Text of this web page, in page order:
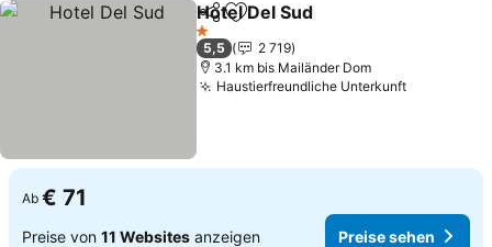
TeilenZu Favoriten hinzufügen
Hotel Del Sud
1 Sterne
5,5
2 719
3.1 km bis Mailänder Dom
Haustierfreundliche UnterkunftPreise
Ab € 71
Preise von 11 Websites anzeigen Preise sehen